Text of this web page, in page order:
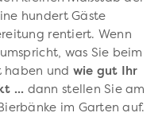
hundert Gäste
rentiert. Wenn
was Sie beim
haben und wie gut Ihr
... dann stellen Sie am
im Garten auf.